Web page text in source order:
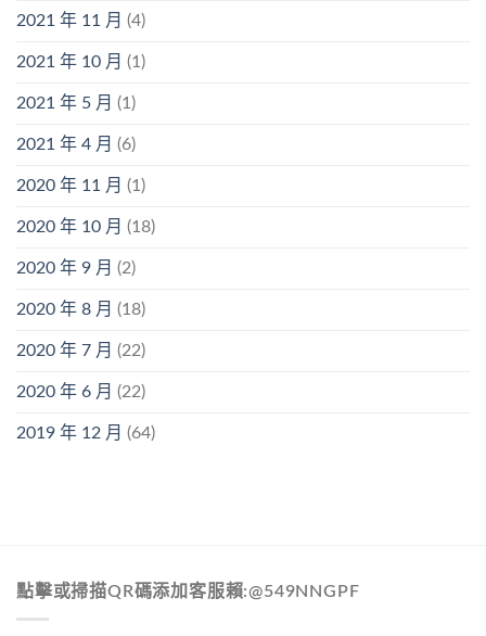
2021 年 11 月 (4)
2021 年 10 月 (1)
2021 年 5 月 (1)
2021 年 4 月 (6)
2020 年 11 月 (1)
2020 年 10 月 (18)
2020 年 9 月 (2)
2020 年 8 月 (18)
2020 年 7 月 (22)
2020 年 6 月 (22)
2019 年 12 月 (64)
點擊或掃描QR碼添加客服賴:@549NNGPF